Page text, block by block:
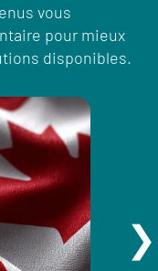
vous
pour mieux
disponibles.